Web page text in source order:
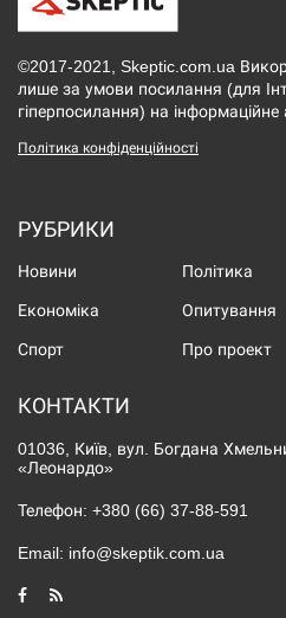
©2017-2021, Skeptic.com.ua
лише за умови посилання (для
гіперпосилання) на
Політика конфіденційності
РУБРИКИ
Новини Політика
Економіка Опитування
Спорт Про проект
КОНТАКТИ
01036, Київ, вул. Богдана
«Леонардо»
Телефон: +380 (66) 37-88-591
Email: info@skeptik.com.ua